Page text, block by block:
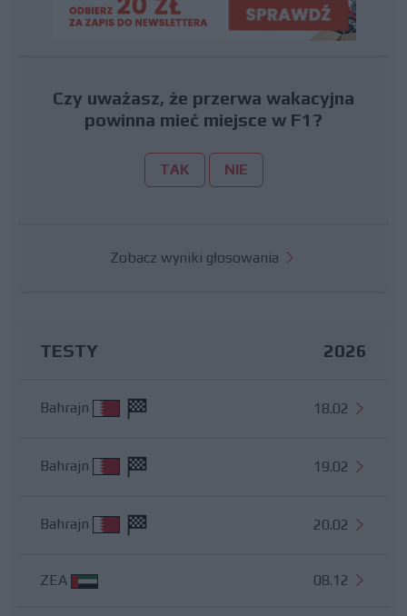
Czy uważasz, że przerwa wakacyjna
powinna mieć miejsce w F1?
TAK NIE
Zobacz wyniki głosowania
TESTY 2026
Bahrajn 18.02
Bahrajn 19.02
Bahrajn 20.02
ZEA 08.12